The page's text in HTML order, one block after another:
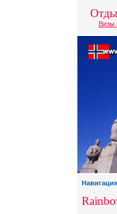
Визы
Навигация